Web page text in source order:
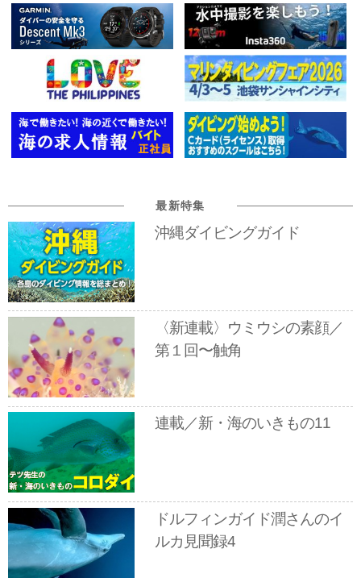
最新特集
沖縄ダイビングガイド
〈新連載〉ウミウシの素顔／
第１回〜触角
連載／新・海のいきもの11
ドルフィンガイド潤さんのイ
ルカ見聞録4